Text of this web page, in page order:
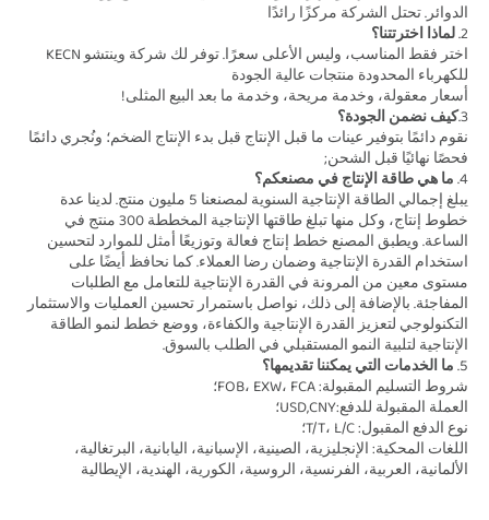
الدوائر. تحتل الشركة مركزًا رائدًا
2. لماذا اخترتتنا؟
للكهرباء المحدودة منتجات عالية الجودة
أسعار معقولة، وخدمة مريحة، وخدمة ما بعد البيع المثلى!
3.كيف نضمن الجودة؟
فحصًا نهائيًا قبل الشحن;
4. ما هي طاقة الإنتاج في مصنعكم؟
الإنتاجية لتلبية النمو المستقبلي في الطلب بالسوق.
5. ما الخدمات التي يمكننا تقديمها؟
شروط التسليم المقبولة: FOB، EXW، FCA؛
العملة المقبولة للدفع:USD,CNY؛
نوع الدفع المقبول: T/T، L/C؛
الألمانية، العربية، الفرنسية، الروسية، الكورية، الهندية، الإيطالية